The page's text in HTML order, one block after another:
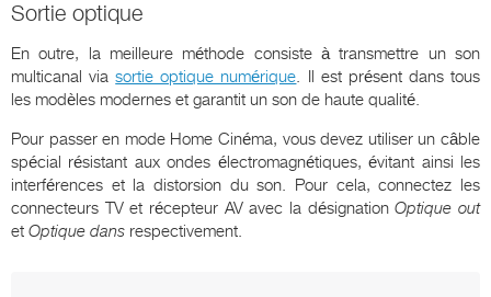
Sortie optique
En outre, la meilleure méthode consiste à transmettre un son
multicanal viasortie optique numérique. Il est présent dans tous
les modèles modernes et garantit un son de haute qualité.
Pour passer en mode Home Cinéma, vous devez utiliser un câble
spécial résistant aux ondes électromagnétiques, évitant ainsi les
interférences et la distorsion du son. Pour cela, connectez les
connecteurs TV et récepteur AV avec la désignationOptique out
et Optique dans respectivement.